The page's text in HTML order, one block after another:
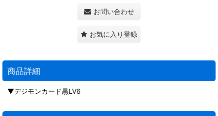
お問い合わせ
お気に入り登録
商品詳細
▼デジモンカード黒LV6